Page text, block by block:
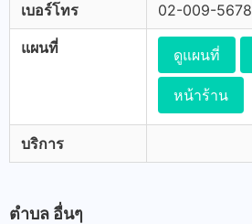
เบอร์โทร 02-009-5678
แผนที่ ดูแผนที่
หน้าร้าน
บริการ
ตำบล อื่นๆ